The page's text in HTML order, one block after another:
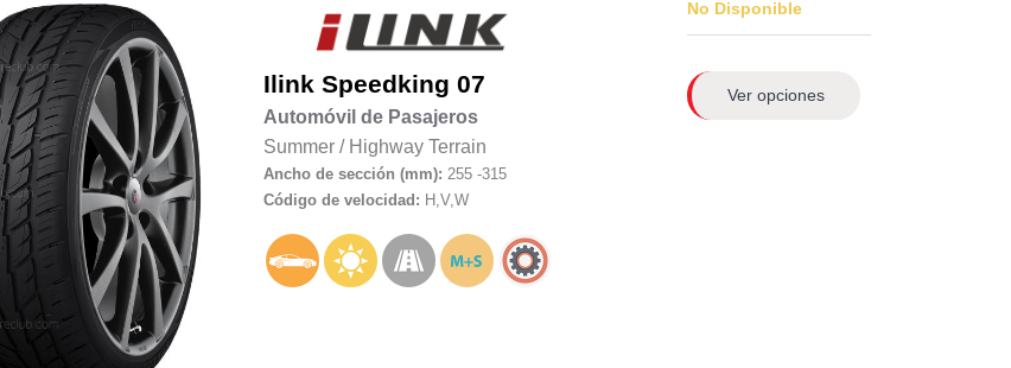
Ilink Speedking 07
Automóvil de Pasajeros
Summer/ Highway Terrain
Ancho de sección (mm): 255 -315
Código de velocidad: H,V,W
No Disponible
Ver opciones